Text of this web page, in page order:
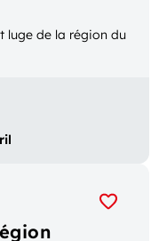
luge de la région du